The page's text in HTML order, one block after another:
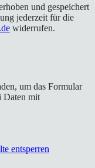
und gespeichert
jederzeit für die
widerrufen.
um das Formular
Daten mit
entsperren